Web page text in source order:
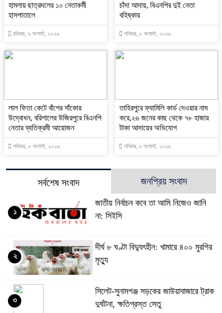
হামলায় ছাত্রদলের ১০ নেতাকর্মী
হাসপাতালে
রবিবার, ৯ অগাস্ট, ২০২৬
চাঁদা আদায়, বিএনপির দুই নেতা
বহিষ্কার
শনিবার, ৮ অগাস্ট, ২০২৬
‎লাল ফিতা কেটে বাঁশের সাঁকোর
উদ্বোধন, বরিশালের উজিরপুরে বিএনপি
নেতার ব্যতিক্রমী আয়োজন
শনিবার, ৮ অগাস্ট, ২০২৬
তাহিরপুরে ফ্যামিলি কার্ড দেওয়ার নাম
করে,২৬ জনের কাছ থেকে ৭৮ হাজার
টাকা আদায়ের অভিযোগ
শনিবার, ৮ অগাস্ট, ২০২৬
সর্বশেষ সংবাদ জনপ্রিয় সংবাদ
জাতীয় নির্বাচন কবে তা আমি নিজেও জানি
না: সিইসি
১
দীর্ঘ ৮ ঘণ্টা বিদ্যুৎহীন: খামারে ৪০০ মুরগির
মৃত্যু
২
‎সিলেট-সুনামগঞ্জ সড়কের জাউয়াবাজারে ট্রাক
দুর্ঘটনা, ক্ষতিগ্রস্ত সেতু
৩